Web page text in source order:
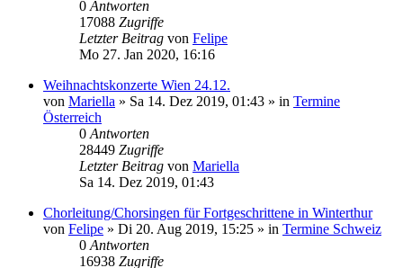
0 Antworten
17088 Zugriffe
Letzter Beitrag von Felipe
Mo 27. Jan 2020, 16:16
Weihnachtskonzerte Wien 24.12.
von Mariella » Sa 14. Dez 2019, 01:43 » in Termine
Österreich
0 Antworten
28449 Zugriffe
Letzter Beitrag von Mariella
Sa 14. Dez 2019, 01:43
Chorleitung/Chorsingen für Fortgeschrittene in Winterthur
von Felipe » Di 20. Aug 2019, 15:25 » in Termine Schweiz
0 Antworten
16938 Zugriffe